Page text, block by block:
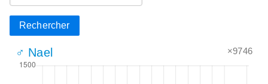
Rechercher
♂ Nael ×9746